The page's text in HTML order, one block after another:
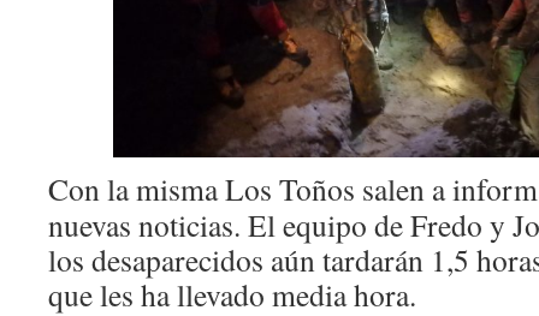
Con la misma Los Toños salen a
nuevas noticias. El equipo de Fredo y
los desaparecidos aún tardarán 1,5
que les ha llevado media hora.